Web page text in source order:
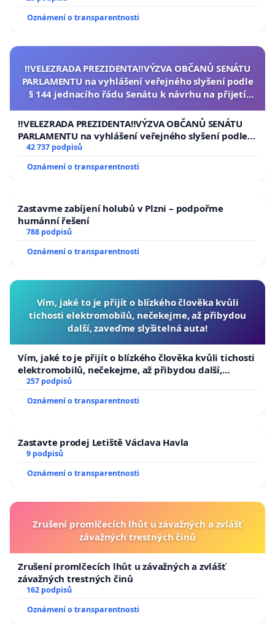
Oznámení o transparentnosti
‼️VELEZRADA PREZIDENTA‼️VÝZVA OBČANŮ SENÁTU
PARLAMENTU na vyhlášení veřejného slyšení podle
§ 144 jednacího řádu Senátu k návrhu na přijetí
republiky
‼️VELEZRADA PREZIDENTA‼️VÝZVA OBČANŮ SENÁTU
PARLAMENTU na vyhlášení veřejného slyšení podle §
144 jednacího řádu Senátu k návrhu na přijetí
usnesení k podání ústavní žaloby na prezidenta
republiky
42 737 podpisů
Oznámení o transparentnosti
Zastavme zabíjení holubů v Plzni – podpořme
humánní řešení
788 podpisů
Oznámení o transparentnosti
Vím, jaké to je přijít o blízkého člověka kvůli
tichosti elektromobilů, nečekejme, až přibydou
další, zaveďme slyšitelná auta!
Vím, jaké to je přijít o blízkého člověka kvůli tichosti
elektromobilů, nečekejme, až přibydou další,
zaveďme slyšitelná auta!
257 podpisů
Oznámení o transparentnosti
Zastavte prodej Letiště Václava Havla
9 podpisů
Oznámení o transparentnosti
Zrušení promlčecích lhůt u závažných a zvlášť
závažných trestných činů
Zrušení promlčecích lhůt u závažných a zvlášť
závažných trestných činů
162 podpisů
Oznámení o transparentnosti